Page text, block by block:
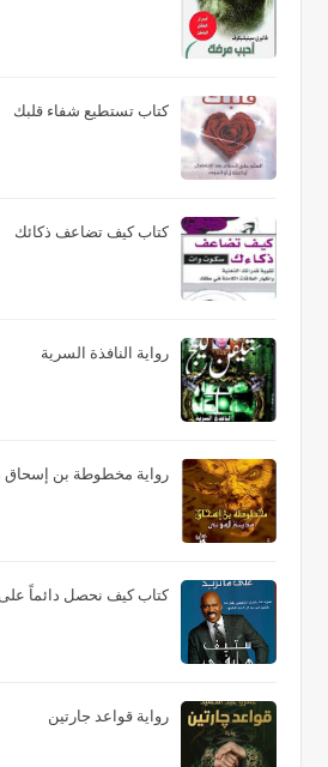
كتاب تستطيع شفاء قلبك
كتاب كيف تضاعف ذكائك
رواية النافذة السرية
رواية مخطوطة بن إسحاق
كتاب كيف نحصل دائماً على
رواية قواعد جارتين